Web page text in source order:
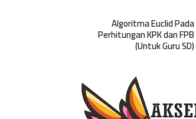
Algoritma Euclid Pada
Perhitungan KPK dan FPB
(Untuk Guru SD)